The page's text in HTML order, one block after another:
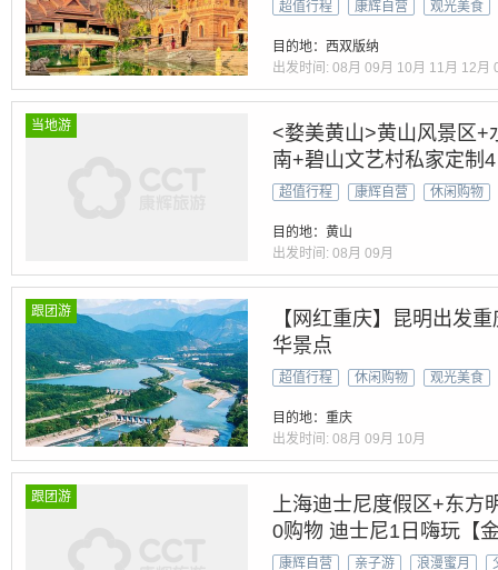
超值行程 康辉自营 观光美食
目的地：西双版纳
出发时间: 08月 09月 10月 11月 12月
当地游
<婺美黄山>黄山风景区+
南+碧山文艺村私家定制
超值行程 康辉自营 休闲购物
目的地：黄山
出发时间: 08月 09月
跟团游
【网红重庆】昆明出发
华景点
超值行程 休闲购物 观光美食
目的地：重庆
出发时间: 08月 09月 10月
跟团游
上海迪士尼度假区+东方
0购物 迪士尼1日嗨玩【
餐】+360魔都夜景 乐趣
康辉自营 亲子游 浪漫蜜月